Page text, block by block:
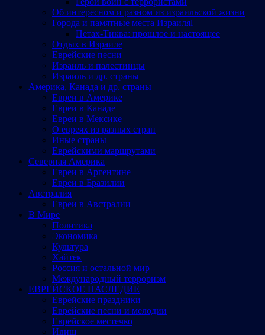
Об интересном и разном из израильской жизни
Города и памятные места Израиляl
Петах-Тиква: прошлое и настоящее
Отдых в Израиле
Еврейские песни
Израиль и палестинцы
Израиль и др. страны
Америка, Канада и др. страны
Евреи в Америке
Евреи в Канаде
Евреи в Мексике
О евреях из разных стран
Иные страны
Еврейскими маршрутами
Северная Америка
Евреи в Аргентине
Евреи в Бразилии
Австралия
Евреи в Австралии
В Мире
Политика
Экономика
Культура
Хайтек
Россия и остальной мир
Международный терроризм
ЕВРЕЙСКОЕ НАСЛЕДИЕ
Еврейские праздники
Еврейские песни и мелодии
Еврейское местечко
Идиш